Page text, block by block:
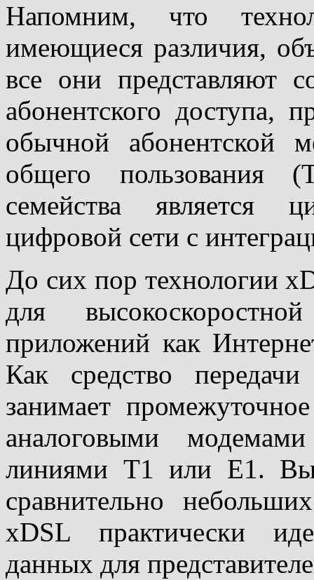
Напомним, что
имеющиеся различия,
все они представляют
абонентского доступа,
обычной абонентской
общего пользования
семейства является
цифровой сети с
До сих пор технологии
для
приложений как
Как средство
занимает
аналоговыми
линиями Т1 или Е1.
сравнительно
хDSL практически
данных для